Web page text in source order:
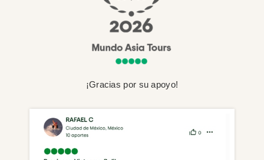
¡Gracias por su apoyo!